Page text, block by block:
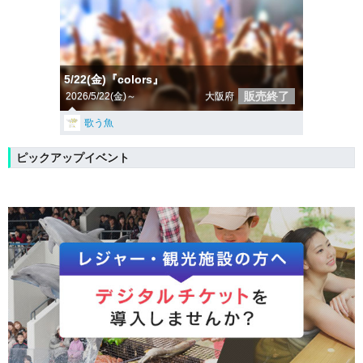
5/22(金)『colors』
2026/5/22(金)～ 大阪府 販売終了
歌う魚
ピックアップイベント